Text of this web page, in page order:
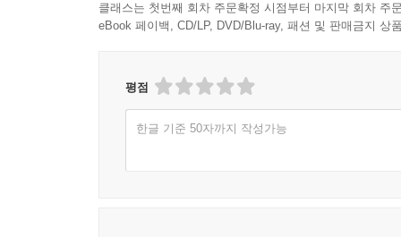
클래스는 첫번째 회차 주문확정 시점부터 마지막 회차 주
eBook 페이백, CD/LP, DVD/Blu-ray, 패션 및 판매금지 상
평점
한글 기준 50자까지 작성가능